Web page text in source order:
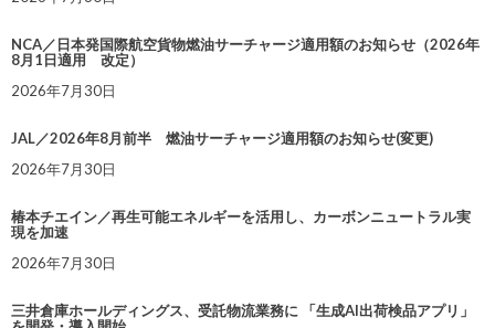
NCA／日本発国際航空貨物燃油サーチャージ適用額のお知らせ（2026年
8月1日適用 改定）
2026年7月30日
JAL／2026年8月前半 燃油サーチャージ適用額のお知らせ(変更)
2026年7月30日
椿本チエイン／再生可能エネルギーを活用し、カーボンニュートラル実
現を加速
2026年7月30日
三井倉庫ホールディングス、受託物流業務に 「生成AI出荷検品アプリ」